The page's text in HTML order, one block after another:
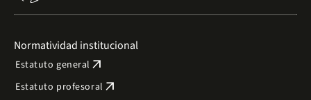
Normatividad institucional
Estatuto general arrow_outward
Estatuto profesoral arrow_outward